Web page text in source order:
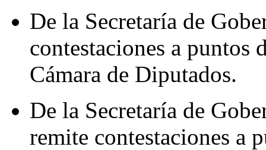
De la Secretaría de
contestaciones a puntos
Cámara de Diputados.
De la Secretaría de
remite contestaciones a